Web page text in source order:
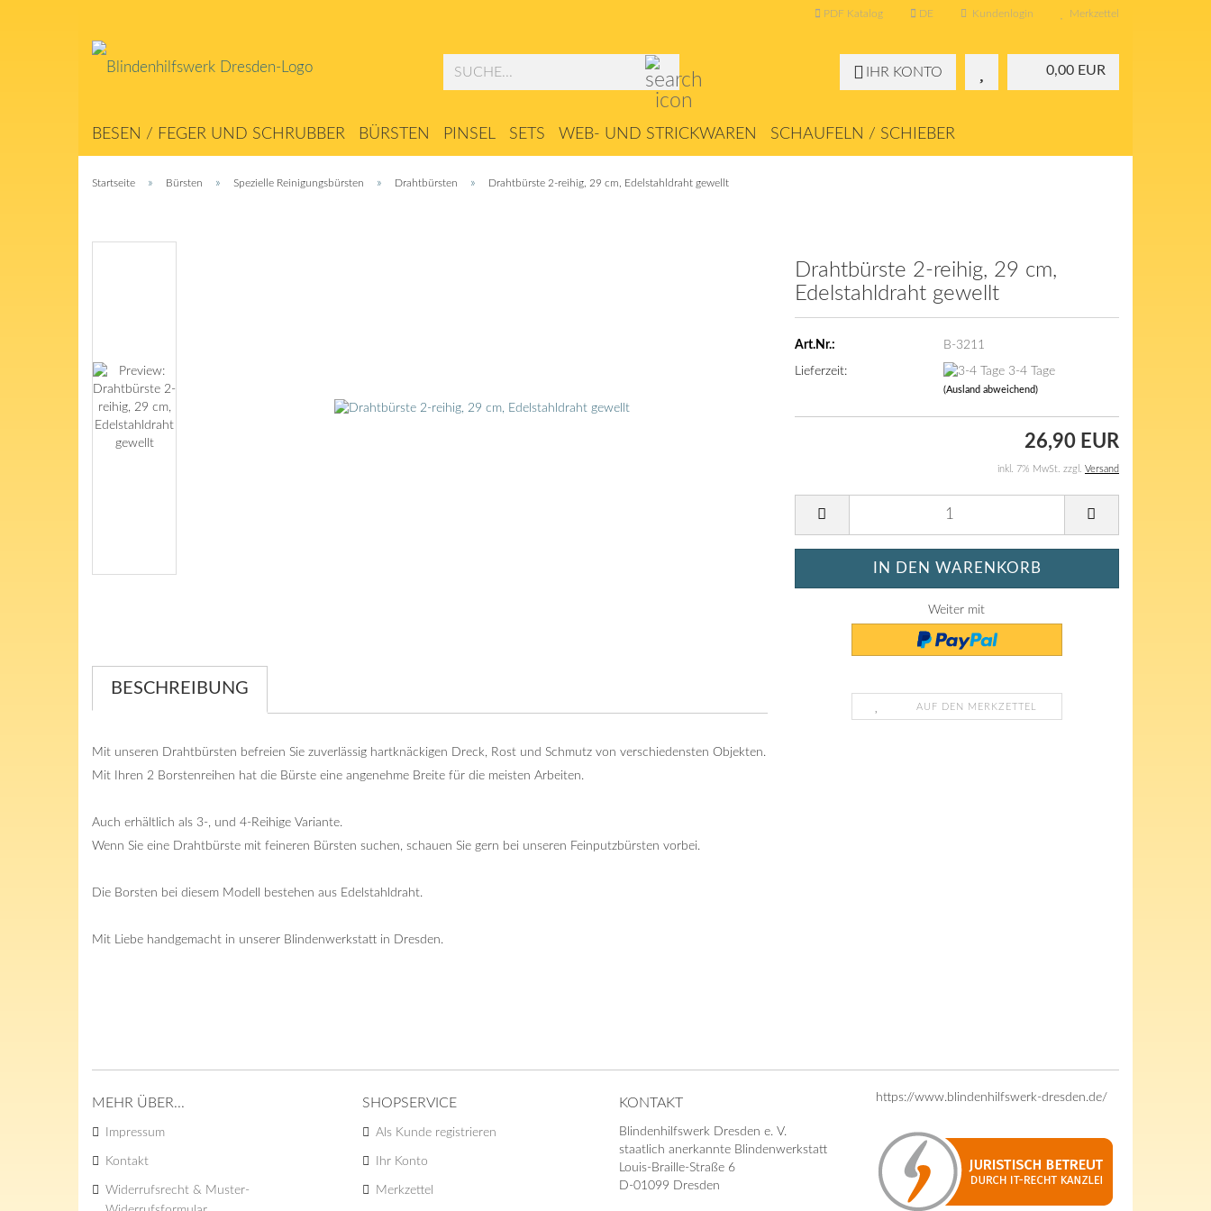
PDF Katalog DE Kundenlogin Merkzettel
0,00 EUR
IHR KONTO
BESEN / FEGER UND SCHRUBBER BÜRSTEN PINSEL SETS WEB- UND STRICKWAREN SCHAUFELN / SCHIEBER
ABSTREICHER / MATTEN SEILERWAREN ZUBEHÖR
Startseite » Bürsten » Spezielle Reinigungsbürsten » Drahtbürsten » Drahtbürste 2-reihig, 29 cm, Edelstahldraht gewellt
Drahtbürste 2-reihig, 29 cm,
Edelstahldraht gewellt
Art.Nr.: B-3211
Lieferzeit: 3-4 Tage
(Ausland abweichend)
26,90 EUR
inkl. 7% MwSt. zzgl. Versand
Weiter mit
AUF DEN MERKZETTEL
BESCHREIBUNG
Mit unseren Drahtbürsten befreien Sie zuverlässig hartknäckigen Dreck, Rost und Schmutz von verschiedensten Objekten.
Mit Ihren 2 Borstenreihen hat die Bürste eine angenehme Breite für die meisten Arbeiten.
Auch erhältlich als 3-, und 4-Reihige Variante.
Wenn Sie eine Drahtbürste mit feineren Bürsten suchen, schauen Sie gern bei unseren Feinputzbürsten vorbei.
Die Borsten bei diesem Modell bestehen aus Edelstahldraht.
Mit Liebe handgemacht in unserer Blindenwerkstatt in Dresden.
MEHR ÜBER...
Impressum
Kontakt
Widerrufsrecht & Muster-
SHOPSERVICE
Als Kunde registrieren
Ihr Konto
Merkzettel
KONTAKT
Blindenhilfswerk Dresden e. V.
staatlich anerkannte Blindenwerkstatt
Louis-Braille-Straße 6
D-01099 Dresden
https://www.blindenhilfswerk-dresden.de/